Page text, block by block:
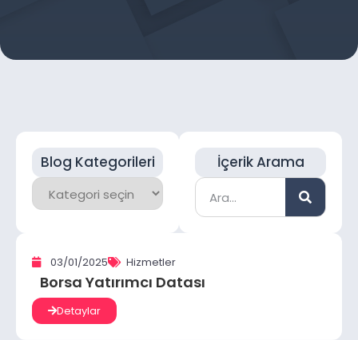
Blog Kategorileri İçerik Arama
03/01/2025 Hizmetler
Borsa Yatırımcı Datası
Detaylar